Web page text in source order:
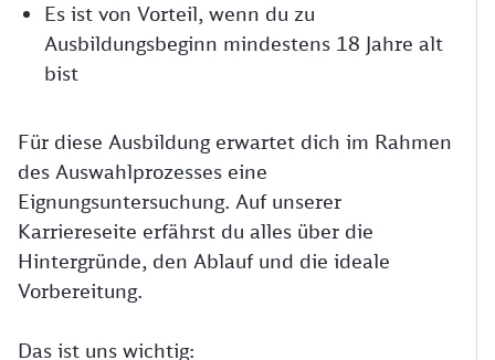
Es ist von Vorteil, wenn du zu
Ausbildungsbeginn mindestens 18 Jahre alt
bist
Für diese Ausbildung erwartet dich im Rahmen
des Auswahlprozesses eine
Eignungsuntersuchung. Auf unserer
Karriereseite erfährst du alles über die
Hintergründe, den Ablauf und die ideale
Vorbereitung.
Das ist uns wichtig: